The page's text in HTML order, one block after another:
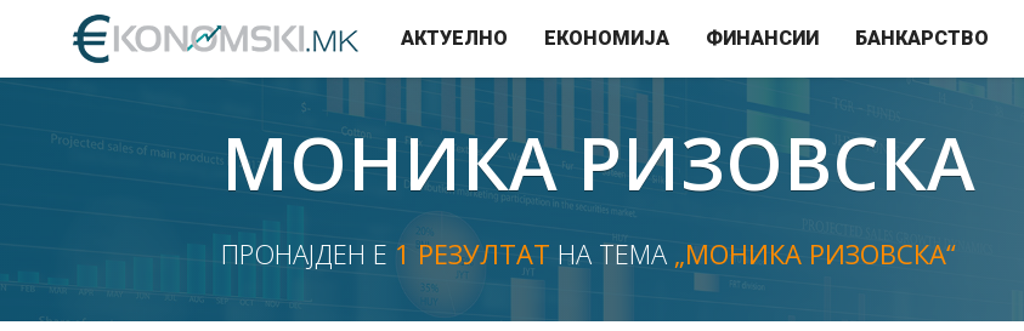
АКТУЕЛНО ЕКОНОМИЈА ФИНАНСИИ БАНКАРСТВО
МОНИКА РИЗОВСКА
ПРОНАЈДЕН Е 1 РЕЗУЛТАТ НА ТЕМА „МОНИКА РИЗОВСКА“